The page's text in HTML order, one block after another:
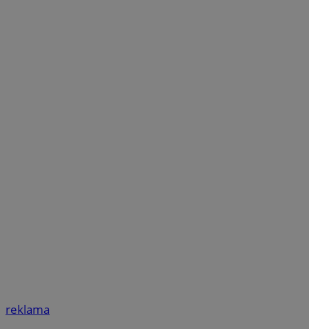
reklama